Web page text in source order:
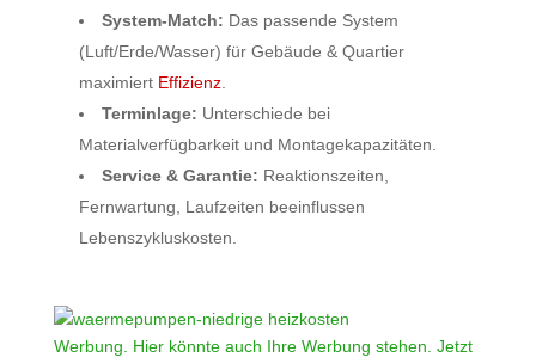
System‑Match: Das passende System
(Luft/Erde/Wasser) für Gebäude & Quartier
maximiert Effizienz.
Terminlage: Unterschiede bei
Materialverfügbarkeit und Montagekapazitäten.
Service & Garantie: Reaktionszeiten,
Fernwartung, Laufzeiten beeinflussen
Lebenszykluskosten.
Werbung. Hier könnte auch Ihre Werbung stehen. Jetzt